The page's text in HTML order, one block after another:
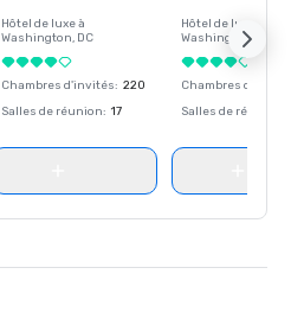
Hôtel de luxe à
Washington, DC
Chambres d'invités: 220
Salles de réunion: 17
Hôtel de luxe à
Washington
Chambres
Salles de réunion